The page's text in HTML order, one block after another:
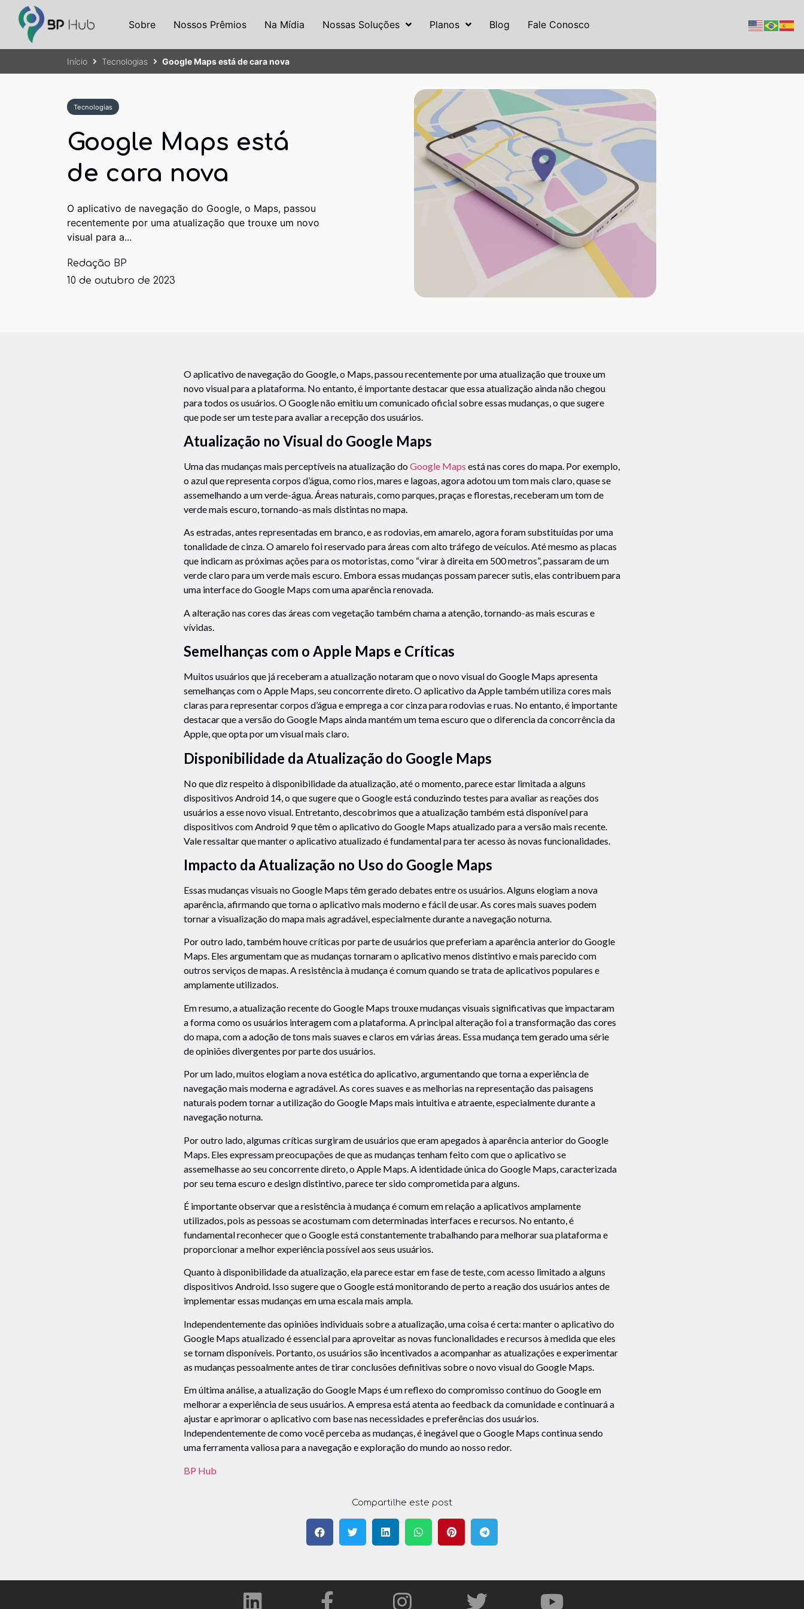
Sobre Nossos Prêmios Na Mídia Nossas Soluções Planos Blog Fale Conosco
Início Tecnologias Google Maps está de cara nova
Tecnologias
Google Maps está
de cara nova
O aplicativo de navegação do Google, o Maps, passou
recentemente por uma atualização que trouxe um novo
visual para a...
Redação BP
10 de outubro de 2023
O aplicativo de navegação do Google, o Maps, passou recentemente por uma atualização que trouxe um
novo visual para a plataforma. No entanto, é importante destacar que essa atualização ainda não chegou
para todos os usuários. O Google não emitiu um comunicado oficial sobre essas mudanças, o que sugere
que pode ser um teste para avaliar a recepção dos usuários.
Atualização no Visual do Google Maps
Uma das mudanças mais perceptíveis na atualização doGoogle Maps está nas cores do mapa. Por exemplo,
o azul que representa corpos d’água, como rios, mares e lagoas, agora adotou um tom mais claro, quase se
assemelhando a um verde-água. Áreas naturais, como parques, praças e florestas, receberam um tom de
verde mais escuro, tornando-as mais distintas no mapa.
As estradas, antes representadas em branco, e as rodovias, em amarelo, agora foram substituídas por uma
tonalidade de cinza. O amarelo foi reservado para áreas com alto tráfego de veículos. Até mesmo as placas
que indicam as próximas ações para os motoristas, como “virar à direita em 500 metros”, passaram de um
verde claro para um verde mais escuro. Embora essas mudanças possam parecer sutis, elas contribuem para
uma interface do Google Maps com uma aparência renovada.
A alteração nas cores das áreas com vegetação também chama a atenção, tornando-as mais escuras e
vívidas.
Semelhanças com o Apple Maps e Críticas
Muitos usuários que já receberam a atualização notaram que o novo visual do Google Maps apresenta
semelhanças com o Apple Maps, seu concorrente direto. O aplicativo da Apple também utiliza cores mais
claras para representar corpos d’água e emprega a cor cinza para rodovias e ruas. No entanto, é importante
destacar que a versão do Google Maps ainda mantém um tema escuro que o diferencia da concorrência da
Apple, que opta por um visual mais claro.
Disponibilidade da Atualização do Google Maps
No que diz respeito à disponibilidade da atualização, até o momento, parece estar limitada a alguns
dispositivos Android 14, o que sugere que o Google está conduzindo testes para avaliar as reações dos
usuários a esse novo visual. Entretanto, descobrimos que a atualização também está disponível para
dispositivos com Android 9 que têm o aplicativo do Google Maps atualizado para a versão mais recente.
Vale ressaltar que manter o aplicativo atualizado é fundamental para ter acesso às novas funcionalidades.
Impacto da Atualização no Uso do Google Maps
Essas mudanças visuais no Google Maps têm gerado debates entre os usuários. Alguns elogiam a nova
aparência, afirmando que torna o aplicativo mais moderno e fácil de usar. As cores mais suaves podem
tornar a visualização do mapa mais agradável, especialmente durante a navegação noturna.
Por outro lado, também houve críticas por parte de usuários que preferiam a aparência anterior do Google
Maps. Eles argumentam que as mudanças tornaram o aplicativo menos distintivo e mais parecido com
outros serviços de mapas. A resistência à mudança é comum quando se trata de aplicativos populares e
amplamente utilizados.
Em resumo, a atualização recente do Google Maps trouxe mudanças visuais significativas que impactaram
a forma como os usuários interagem com a plataforma. A principal alteração foi a transformação das cores
do mapa, com a adoção de tons mais suaves e claros em várias áreas. Essa mudança tem gerado uma série
de opiniões divergentes por parte dos usuários.
Por um lado, muitos elogiam a nova estética do aplicativo, argumentando que torna a experiência de
navegação mais moderna e agradável. As cores suaves e as melhorias na representação das paisagens
naturais podem tornar a utilização do Google Maps mais intuitiva e atraente, especialmente durante a
navegação noturna.
Por outro lado, algumas críticas surgiram de usuários que eram apegados à aparência anterior do Google
Maps. Eles expressam preocupações de que as mudanças tenham feito com que o aplicativo se
assemelhasse ao seu concorrente direto, o Apple Maps. A identidade única do Google Maps, caracterizada
por seu tema escuro e design distintivo, parece ter sido comprometida para alguns.
É importante observar que a resistência à mudança é comum em relação a aplicativos amplamente
utilizados, pois as pessoas se acostumam com determinadas interfaces e recursos. No entanto, é
fundamental reconhecer que o Google está constantemente trabalhando para melhorar sua plataforma e
proporcionar a melhor experiência possível aos seus usuários.
Quanto à disponibilidade da atualização, ela parece estar em fase de teste, com acesso limitado a alguns
dispositivos Android. Isso sugere que o Google está monitorando de perto a reação dos usuários antes de
implementar essas mudanças em uma escala mais ampla.
Independentemente das opiniões individuais sobre a atualização, uma coisa é certa: manter o aplicativo do
Google Maps atualizado é essencial para aproveitar as novas funcionalidades e recursos à medida que eles
se tornam disponíveis. Portanto, os usuários são incentivados a acompanhar as atualizações e experimentar
as mudanças pessoalmente antes de tirar conclusões definitivas sobre o novo visual do Google Maps.
Em última análise, a atualização do Google Maps é um reflexo do compromisso contínuo do Google em
melhorar a experiência de seus usuários. A empresa está atenta ao feedback da comunidade e continuará a
ajustar e aprimorar o aplicativo com base nas necessidades e preferências dos usuários.
Independentemente de como você perceba as mudanças, é inegável que o Google Maps continua sendo
uma ferramenta valiosa para a navegação e exploração do mundo ao nosso redor.
BP Hub
Compartilhe este post